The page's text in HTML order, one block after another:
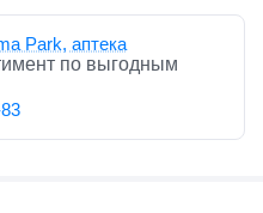
Park, ​аптека
по выгодным